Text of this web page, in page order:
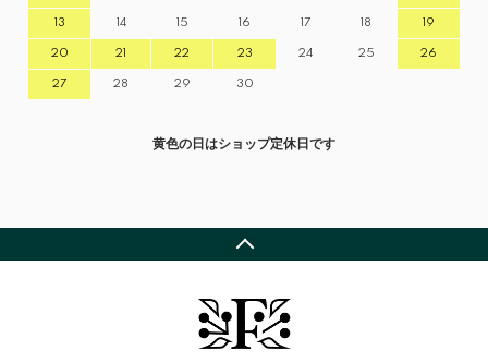
13 14 15 16 17 18 19
20 21 22 23 24 25 26
27 28 29 30
黄色の日はショップ定休日です